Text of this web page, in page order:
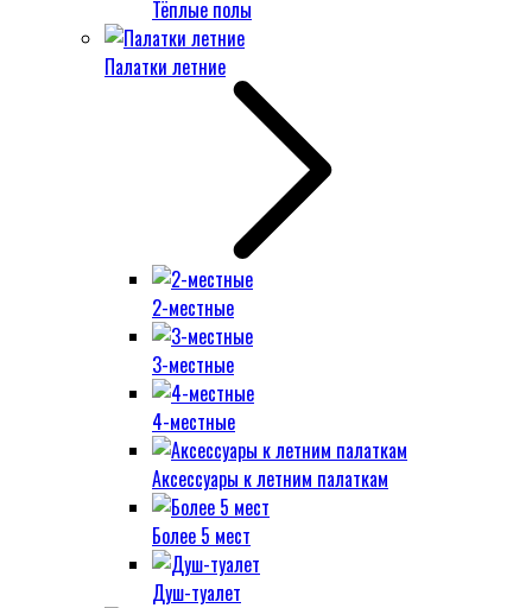
Тёплые полы
Палатки летние
2-местные
3-местные
4-местные
Аксессуары к летним палаткам
Более 5 мест
Душ-туалет